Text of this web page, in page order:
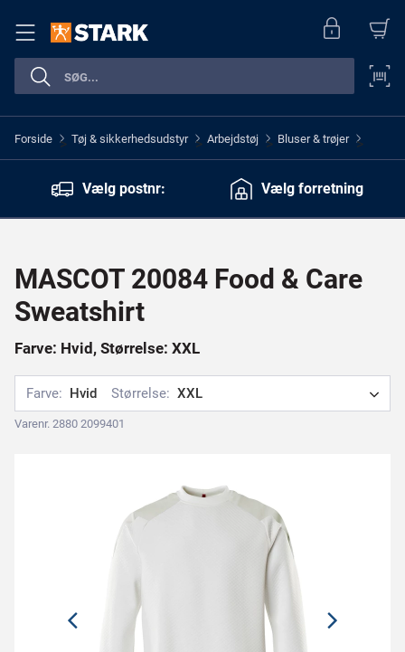
Forside > Tøj & sikkerhedsudstyr > Arbejdstøj > Bluser & trøjer >
Vælg postnr: Vælg forretning
MASCOT 20084 Food & Care
Sweatshirt
Farve: Hvid, Størrelse: XXL
Farve: Hvid Størrelse: XXL
Varenr. 2880 2099401